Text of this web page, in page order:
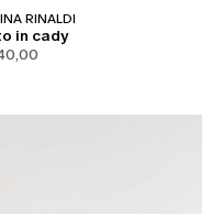
RINALDI
in cady